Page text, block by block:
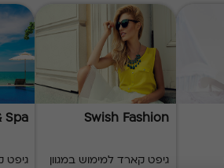
Swish Fashion
גיפט קארד למימוש במגוון
Spa
גיפט